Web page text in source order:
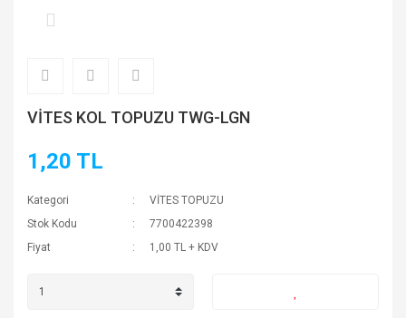
VİTES KOL TOPUZU TWG-LGN
1,20 TL
Kategori
VİTES TOPUZU
Stok Kodu
7700422398
Fiyat
1,00 TL + KDV